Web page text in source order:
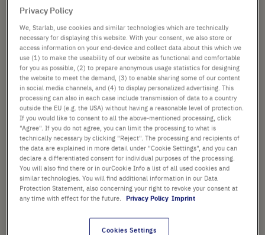
FÜR DIE VERWENDUNG MIT
141,93 €
statt 258,06 €
Preis ist der reduzierte Preis. [*zzgl. MwSt. und
Versandkosten]
Verfügbarkeit prüfen zzgl.Versand
- +
In
den
Privacy Policy
We, Starlab, use cookies and similar technologies which are technically
necessary for displaying this website. With your consent, we also store or
access information on your end-device and collect data about this which we
use (1) to make the useability of our website as functional and comfortable
for you as possible, (2) to prepare anonymous usage statistics for designing
the website to meet the demand, (3) to enable sharing some of our content
in social media channels, and (4) to display personalized advertising. This
processing can also in each case include transmission of data to a country
outside the EU (e.g. the USA) without having a reasonable level of protection.
If you would like to consent to all the above-mentioned processing, click
"Agree". If you do not agree, you can limit the processing to what is
technically necessary by clicking "Reject". The processing and recipients of
the data are explained in more detail under "Cookie Settings", and you can
declare a differentiated consent for individual purposes of the processing.
You will also find there or in ourCookie Info a list of all used cookies and
similar technologies. You will find additional information in our Data
Protection Statement, also concerning your right to revoke your consent at
any time with effect for the future.
Privacy Policy Imprint
Cookies Settings